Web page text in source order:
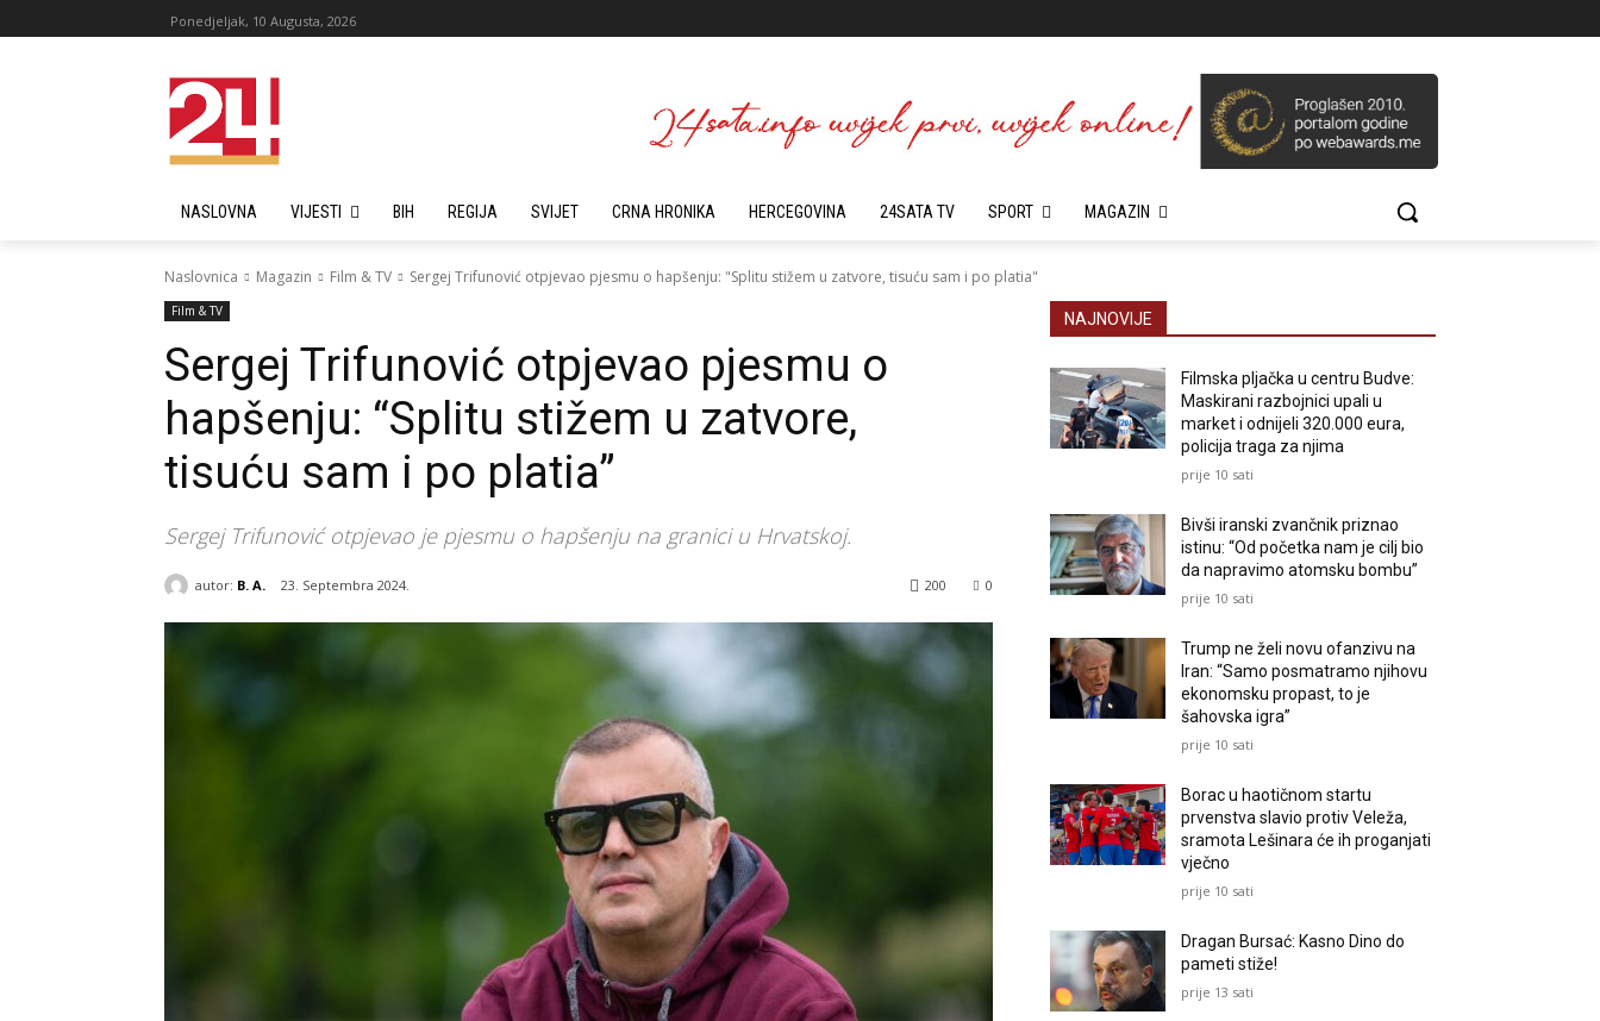
Ponedjeljak, 10 Augusta, 2026
NASLOVNA VIJESTI BIH REGIJA SVIJET CRNA HRONIKA HERCEGOVINA 24SATA TV SPORT MAGAZIN
Naslovnica Magazin Film & TV Sergej Trifunović otpjevao pjesmu o hapšenju: "Splitu stižem u zatvore, tisuću sam i po platia"
Film & TV
Sergej Trifunović otpjevao pjesmu o
hapšenju: “Splitu stižem u zatvore,
tisuću sam i po platia”
Sergej Trifunović otpjevao je pjesmu o hapšenju na granici u Hrvatskoj.
autor: B. A. 23. Septembra 2024. 0
200
NAJNOVIJE
Filmska pljačka u centru Budve:
Maskirani razbojnici upali u
market i odnijeli 320.000 eura,
policija traga za njima
prije 10 sati
Bivši iranski zvančnik priznao
istinu: “Od početka nam je cilj bio
da napravimo atomsku bombu”
prije 10 sati
Trump ne želi novu ofanzivu na
Iran: “Samo posmatramo njihovu
ekonomsku propast, to je
šahovska igra”
prije 10 sati
Borac u haotičnom startu
prvenstva slavio protiv Veleža,
sramota Lešinara će ih proganjati
vječno
prije 10 sati
Dragan Bursać: Kasno Dino do
pameti stiže!
prije 13 sati